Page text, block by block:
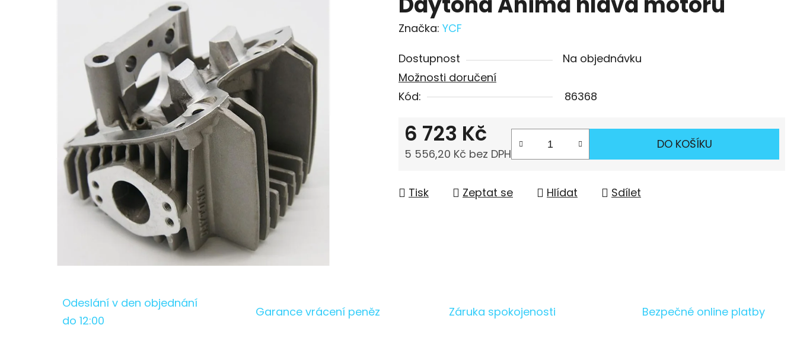
Značka: YCF
Dostupnost
Na objednávku
Možnosti doručení
Kód:
86368
6 723 Kč
5 556,20 Kč bez DPH
DO KOŠÍKU
Tisk Zeptat se Hlídat Sdílet
Odeslání v den objednání
do 12:00
Garance vrácení peněz Záruka spokojenosti Bezpečné online platby